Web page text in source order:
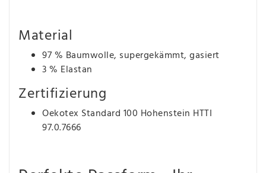
Material
97 % Baumwolle, supergekämmt, gasiert
3 % Elastan
Zertifizierung
Oekotex Standard 100 Hohenstein HTTI
97.0.7666